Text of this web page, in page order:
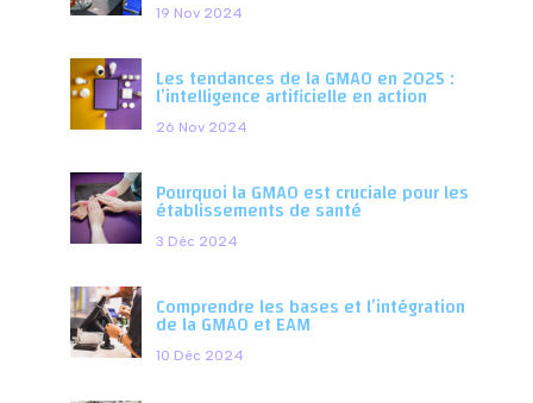
19 Nov 2024
Les tendances de la GMAO en 2025 :
l’intelligence artificielle en action
26 Nov 2024
Pourquoi la GMAO est cruciale pour les
établissements de santé
3 Déc 2024
Comprendre les bases et l’intégration
de la GMAO et EAM
10 Déc 2024